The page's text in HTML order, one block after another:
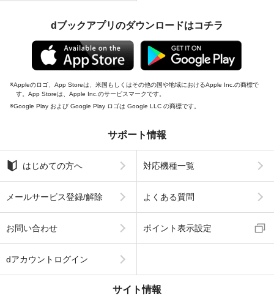
dブックアプリのダウンロードはコチラ
Appleのロゴ、App Storeは、米国もしくはその他の国や地域におけるApple Inc.の商標で
す。App Storeは、Apple Inc.のサービスマークです。
Google Play および Google Play ロゴは Google LLC の商標です。
サポート情報
はじめての方へ 対応機種一覧
メールサービス登録/解除 よくある質問
お問い合わせ ポイント表示設定
dアカウントログイン
サイト情報